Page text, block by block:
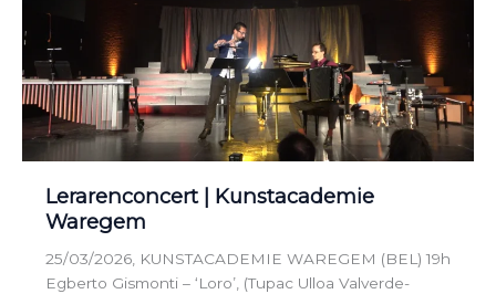
Lerarenconcert | Kunstacademie
Waregem
25/03/2026, KUNSTACADEMIE WAREGEM (BEL) 19h
Egberto Gismonti – ‘Loro’, (Tupac Ulloa Valverde-